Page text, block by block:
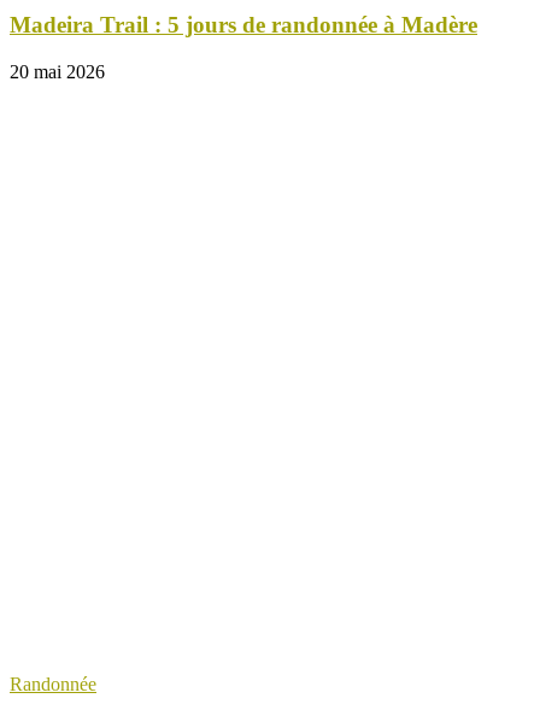
Madeira Trail : 5 jours de randonnée à Madère
20 mai 2026
Randonnée